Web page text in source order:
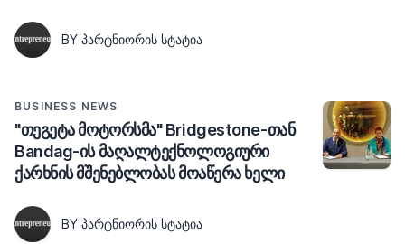
BY ᲞᲐᲠᲢᲜᲘᲝᲠᲘᲡ ᲡᲢᲐᲢᲘᲐ
BUSINESS NEWS
"თეგეტა მოტორსმა" Bridgestone-თან
Bandag-ის მაღალტექნოლოგიური
ქარხნის მშენებლობას მოაწერა ხელი
BY ᲞᲐᲠᲢᲜᲘᲝᲠᲘᲡ ᲡᲢᲐᲢᲘᲐ